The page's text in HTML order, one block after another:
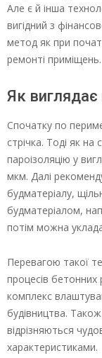
Але є й інша
вигідний з
метод як при
ремонті приміщень.
Як виглядає
Спочатку по
стрічка. Тоді як
пароізоляцію у
мкм. Далі
будматеріалу,
будматеріалом,
потім можна
Перевагою такої
процесів
комплекс
будівництва.
відрізняються
характеристиками.